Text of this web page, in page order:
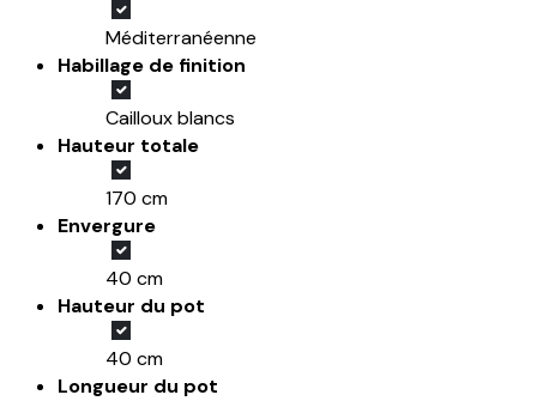
Méditerranéenne
Habillage de finition
Cailloux blancs
Hauteur totale
170 cm
Envergure
40 cm
Hauteur du pot
40 cm
Longueur du pot